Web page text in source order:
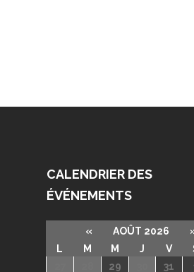
CALENDRIER DES
ÉVÉNEMENTS
« AOÛT 2026
L
M M J V
29 31